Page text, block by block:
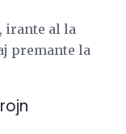
irante al la
premante la